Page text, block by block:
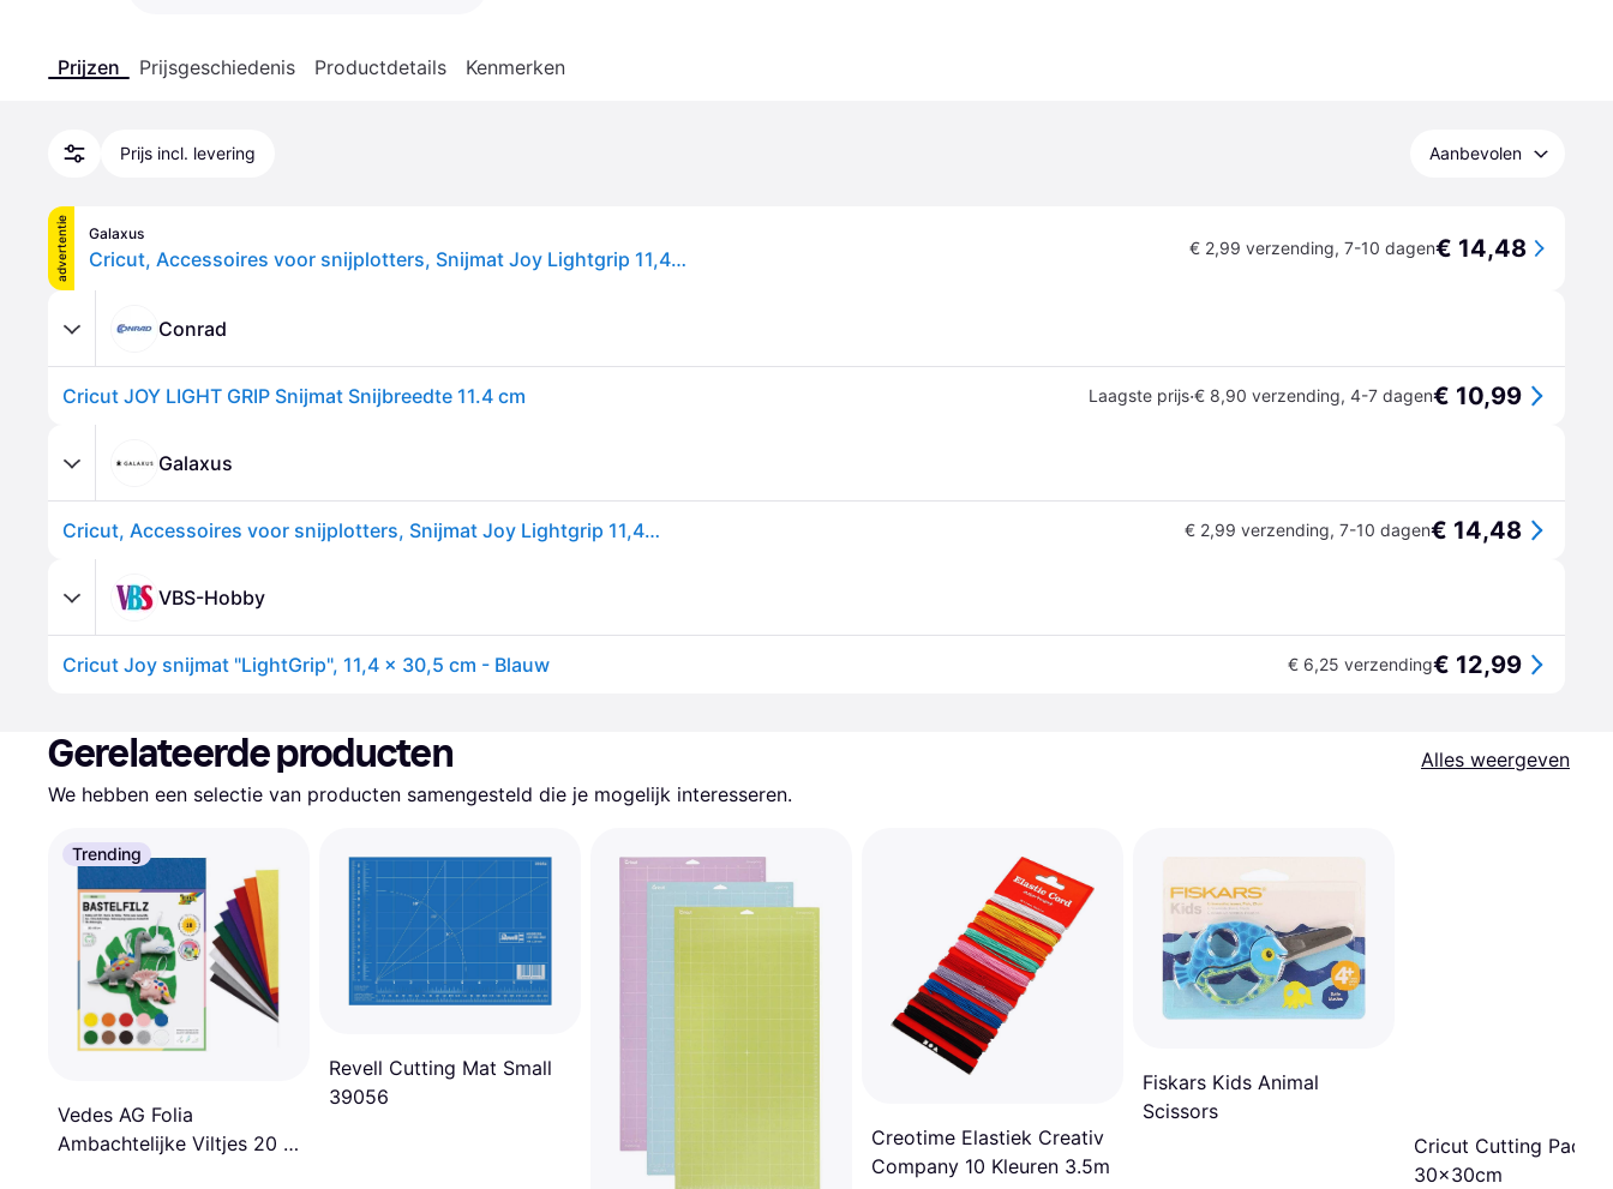
Prijzen Prijsgeschiedenis Productdetails Kenmerken
Prijs incl. levering Aanbevolen
advertentie Galaxus
Cricut, Accessoires voor snijplotters, Snijmat Joy Lightgrip 11,4 cm x 30,5 cm € 2,99 verzending, 7-10 dagen€ 14,48
Conrad
Cricut JOY LIGHT GRIP Snijmat Snijbreedte 11.4 cm Laagste prijs·€ 8,90 verzending, 4-7 dagen€ 10,99
Galaxus
Cricut, Accessoires voor snijplotters, Snijmat Joy Lightgrip 11,4 cm x 30,5 cm € 2,99 verzending, 7-10 dagen€ 14,48
VBS-Hobby
Cricut Joy snijmat "LightGrip", 11,4 x 30,5 cm - Blauw € 6,25 verzending€ 12,99
Gerelateerde producten
Alles weergeven
We hebben een selectie van producten samengesteld die je mogelijk interesseren.
Trending
Vedes AG Folia
Ambachtelijke Viltjes 20 x
Revell Cutting Mat Small
39056
Creotime Elastiek Creativ
Company 10 Kleuren 3.5m
Fiskars Kids Animal
Scissors
Cricut Cutting Pad
30x30cm